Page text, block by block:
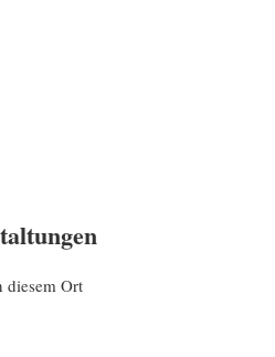
diesem Ort